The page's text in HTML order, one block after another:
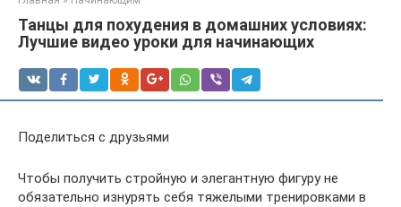
Танцы для похудения в домашних условиях:
Лучшие видео уроки для начинающих
Поделиться с друзьями
Чтобы получить стройную и элегантную фигуру не
обязательно изнурять себя тяжелыми тренировками в